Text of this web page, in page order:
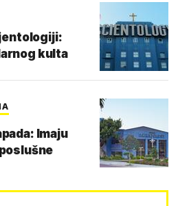
kulta
Imaju